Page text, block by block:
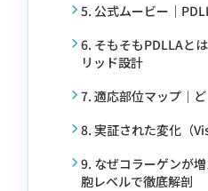
5. 公式ムービー｜
6. そもそもPDLLAと
リッド設計
7. 適応部位マップ｜
8. 実証された変化（
9. なぜコラーゲンが
胞レベルで徹底解剖